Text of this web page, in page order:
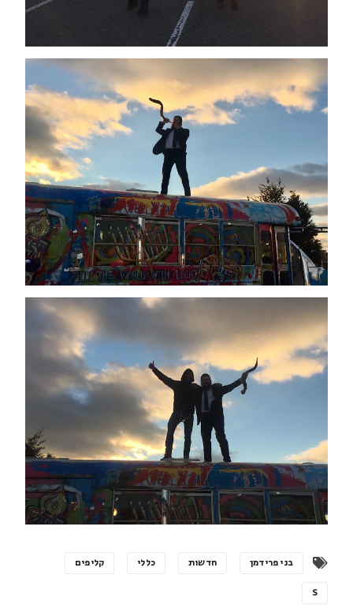
בני פרידמן חדשות כללי קליפים
S